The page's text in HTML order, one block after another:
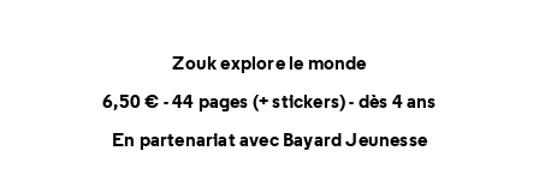
Zouk explore le monde
6,50 € - 44 pages (+ stickers) - dès 4 ans
En partenariat avec Bayard Jeunesse